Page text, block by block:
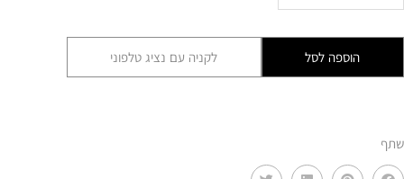
הוספה לסל לקניה עם נציג טלפוני
שתף